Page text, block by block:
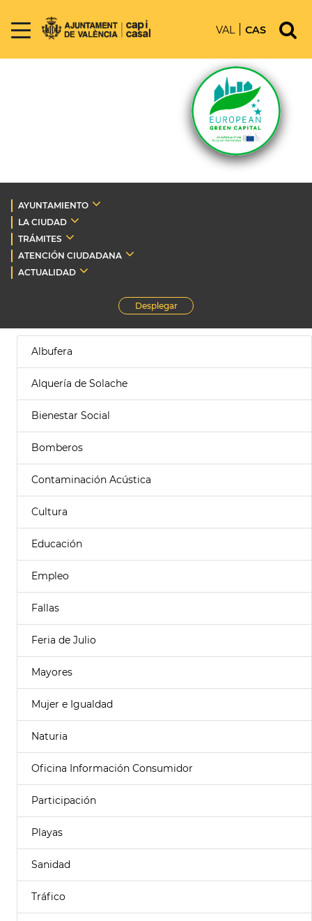
VAL CAS
AYUNTAMIENTO
LA CIUDAD
TRÁMITES
ATENCIÓN CIUDADANA
ACTUALIDAD
Desplegar
Albufera
Alquería de Solache
Bienestar Social
Bomberos
Contaminación Acústica
Cultura
Educación
Empleo
Fallas
Feria de Julio
Mayores
Mujer e Igualdad
Naturia
Oficina Información Consumidor
Participación
Playas
Sanidad
Tráfico